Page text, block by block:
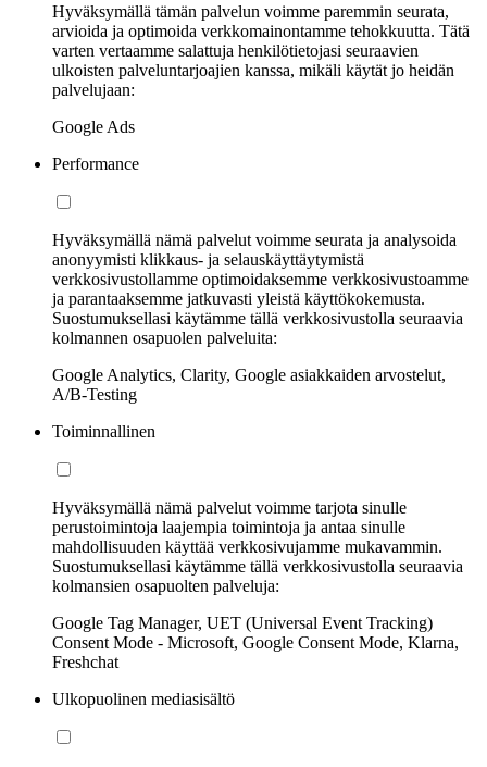
Hyväksymällä tämän palvelun voimme paremmin seurata,
arvioida ja optimoida verkkomainontamme tehokkuutta. Tätä
varten vertaamme salattuja henkilötietojasi seuraavien
ulkoisten palveluntarjoajien kanssa, mikäli käytät jo heidän
palvelujaan:
Google Ads
Performance
Hyväksymällä nämä palvelut voimme seurata ja analysoida
anonyymisti klikkaus- ja selauskäyttäytymistä
verkkosivustollamme optimoidaksemme verkkosivustoamme
ja parantaaksemme jatkuvasti yleistä käyttökokemusta.
Suostumuksellasi käytämme tällä verkkosivustolla seuraavia
kolmannen osapuolen palveluita:
Google Analytics, Clarity, Google asiakkaiden arvostelut,
A/B-Testing
Toiminnallinen
Hyväksymällä nämä palvelut voimme tarjota sinulle
perustoimintoja laajempia toimintoja ja antaa sinulle
mahdollisuuden käyttää verkkosivujamme mukavammin.
Suostumuksellasi käytämme tällä verkkosivustolla seuraavia
kolmansien osapuolten palveluja:
Google Tag Manager, UET (Universal Event Tracking)
Consent Mode - Microsoft, Google Consent Mode, Klarna,
Freshchat
Ulkopuolinen mediasisältö